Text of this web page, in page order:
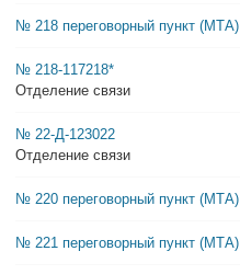
№ 218 переговорный пункт (МТА)
№ 218-117218*
Отделение связи
№ 22-Д-123022
Отделение связи
№ 220 переговорный пункт (МТА)
№ 221 переговорный пункт (МТА)